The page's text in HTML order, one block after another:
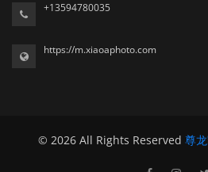
+13594780035
https://m.xiaoaphoto.com
© 2026 All Rights Reserved 尊